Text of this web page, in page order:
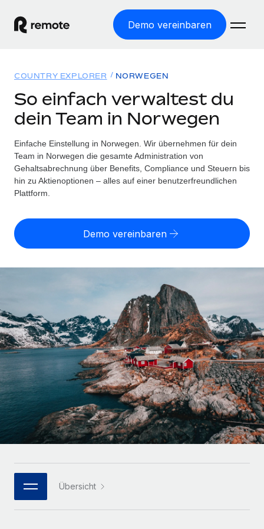
Demo vereinbaren
WELTWEITE BESCHÄFTIGUNG
Globale Payroll
Einfache, rechtssicher Payroll
Employer of Record
Weltweites Wachstum ohne Kosten für Niederlassungen
Contractor of Record
Rechtssichere, weltweite Arbeit mit Freelancer:innen
Globales Onboarding und Verwalten von
Auslagern von komplexen HR-Aufgaben
INFRASTRUKTUR
Remote Embedded
Nahtlose Integration der HR in bestehende Abläufe
Plattform
Integrierte HR-Kernfunktionen für dein Team
MCP
Integrationen
Lösungen
WELTWEITE ABDECKUNG
Country Explorer
Länderspezifische Unterstützung bei der Einstellung
Einfache Einstellung in allen US-Bundesstaaten
WACHSTUMSPHASE
Startups
Agile HR- und Payroll-Lösungen für wachsende
Unternehmen
Mittelstand
Maßgeschneiderte HR-Lösungen, um Teams zu
vergrößern
Enterprise
Globale HR für Konzerne und Großunternehmen
PARTNER WERDEN
Flexible Einbettung von Global-HR-Funktionen in deine
Ressourcen
TOOLS UND RECHNER
Scheinselbstständigkeitsrisiko berechnen
Personalkostenrechner
Honorarzahlungen berechnen
Informationen zu möglichen Währungen und
Abwicklungsfristen für globale Freelancer:innen
LERNEN MIT REMOTE
Forschung und Leitfäden
Fallstudien
HR-Glossar
Bibliothek für Stellenbeschreibungen
Webinare
Preise
Français
Deutsch
Español
Italiano
Português (Portugal)
한국어
COUNTRY EXPLORER NORWEGEN
So einfach verwaltest du
dein Team in Norwegen
Einfache Einstellung in Norwegen. Wir übernehmen für dein
Team in Norwegen die gesamte Administration von
Gehaltsabrechnung über Benefits, Compliance und Steuern bis
hin zu Aktienoptionen – alles auf einer benutzerfreundlichen
Plattform.
Demo vereinbaren
Übersicht